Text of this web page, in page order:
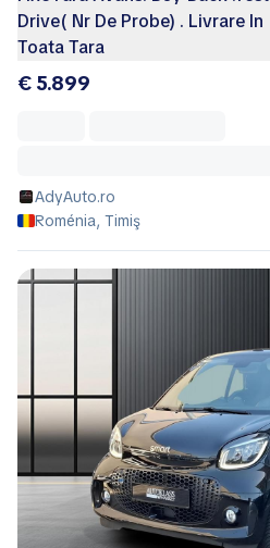
Drive( Nr De Probe) . Livrare In
Toata Tara
€ 5.899
AdyAuto.ro
Roménia, Timiş